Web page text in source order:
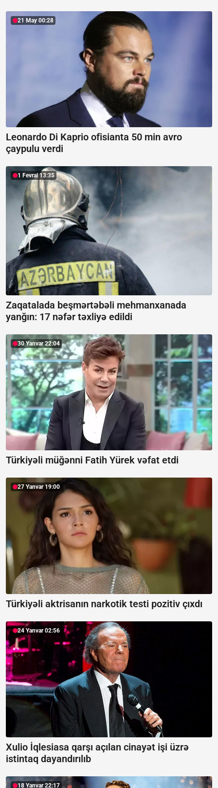
21 May 00:28
Leonardo Di Kaprio ofisianta 50 min avro
çaypulu verdi
1 Fevral 13:35
Zaqatalada beşmərtəbəli mehmanxanada
yanğın: 17 nəfər təxliyə edildi
30 Yanvar 22:04
Türkiyəli müğənni Fatih Yürek vəfat etdi
27 Yanvar 19:00
Türkiyəli aktrisanın narkotik testi pozitiv çıxdı
24 Yanvar 02:56
Xulio İqlesiasa qarşı açılan cinayət işi üzrə
istintaq dayandırılıb
18 Yanvar 22:17